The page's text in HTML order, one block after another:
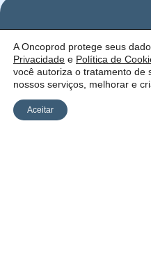
Uma empresa:
A Oncoprod protege seus
Privacidade e Política de
você autoriza o tratamento de
nossos serviços, melhorar e
Aceitar